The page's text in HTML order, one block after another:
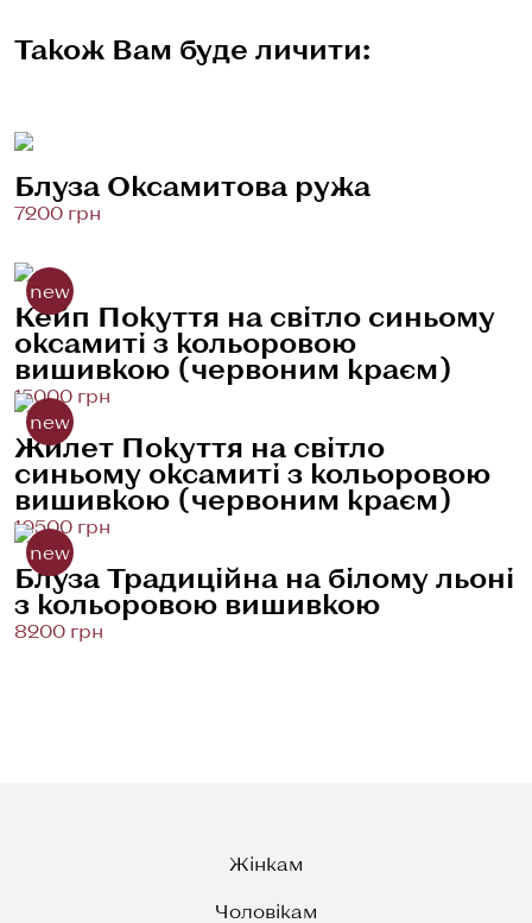
Також Вам буде личити:
Блуза Оксамитова ружа
7200 грн
Кейп Покуття на світло синьому
оксамиті з кольоровою
вишивкою (червоним краєм)
15000 грн
new
Жилет Покуття на світло
синьому оксамиті з кольоровою
вишивкою (червоним краєм)
10500 грн
new
Блуза Традиційна на білому льоні
з кольоровою вишивкою
8200 грн
new
Жінкам
Чоловікам